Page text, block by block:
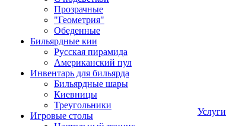
Прозрачные
"Геометрия"
Обеденные
Бильярдные кии
Русская пирамида
Американский пул
Инвентарь для бильярда
Бильярдные шары
Киевницы
Треугольники
Игровые столы
Услуги